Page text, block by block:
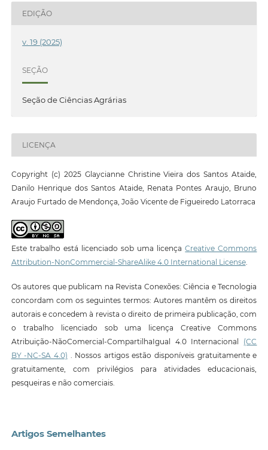
EDIÇÃO
v. 19 (2025)
SEÇÃO
Seção de Ciências Agrárias
LICENÇA
Copyright (c) 2025 Glaycianne Christine Vieira dos Santos Ataide,
Danilo Henrique dos Santos Ataide, Renata Pontes Araujo, Bruno
Araujo Furtado de Mendonça, João Vicente de Figueiredo Latorraca
Este trabalho está licenciado sob uma licençaCreative Commons
Attribution-NonCommercial-ShareAlike 4.0 International License.
Os autores que publicam na Revista Conexões: Ciência e Tecnologia
concordam com os seguintes termos: Autores mantêm os direitos
autorais e concedem à revista o direito de primeira publicação, com
o trabalho licenciado sob uma licença Creative Commons
Atribuição-NãoComercial-CompartilhaIgual 4.0 Internacional (CC
BY -NC-SA 4.0) . Nossos artigos estão disponíveis gratuitamente e
gratuitamente, com privilégios para atividades educacionais,
pesqueiras e não comerciais.
Artigos Semelhantes